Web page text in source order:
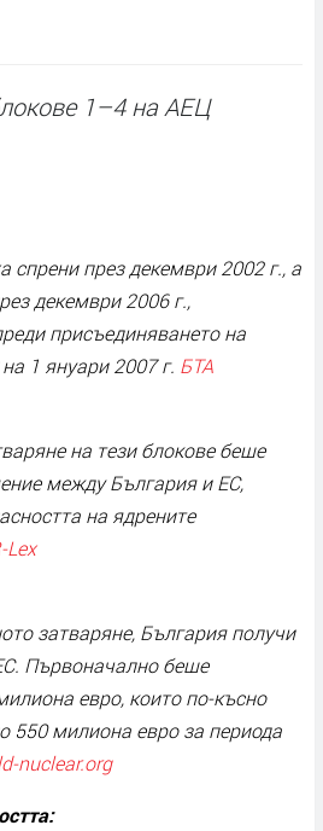
1–4 на АЕЦ
спрени през декември 2002 г., а
декември 2006 г.,
присъединяването на
1 януари 2007 г. БТА
на тези блокове беше
между България и ЕС,
на ядрените
Lex
затваряне, България получи
Първоначално беше
евро, които по-късно
550 милиона евро за периода
nuclear.org